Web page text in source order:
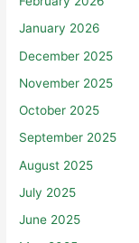
January 2026
December 2025
November 2025
October 2025
September 2025
August 2025
July 2025
June 2025
May 2025